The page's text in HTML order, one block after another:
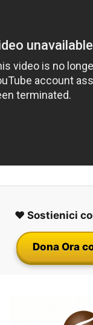
❤️ Sostienici
Dona Ora